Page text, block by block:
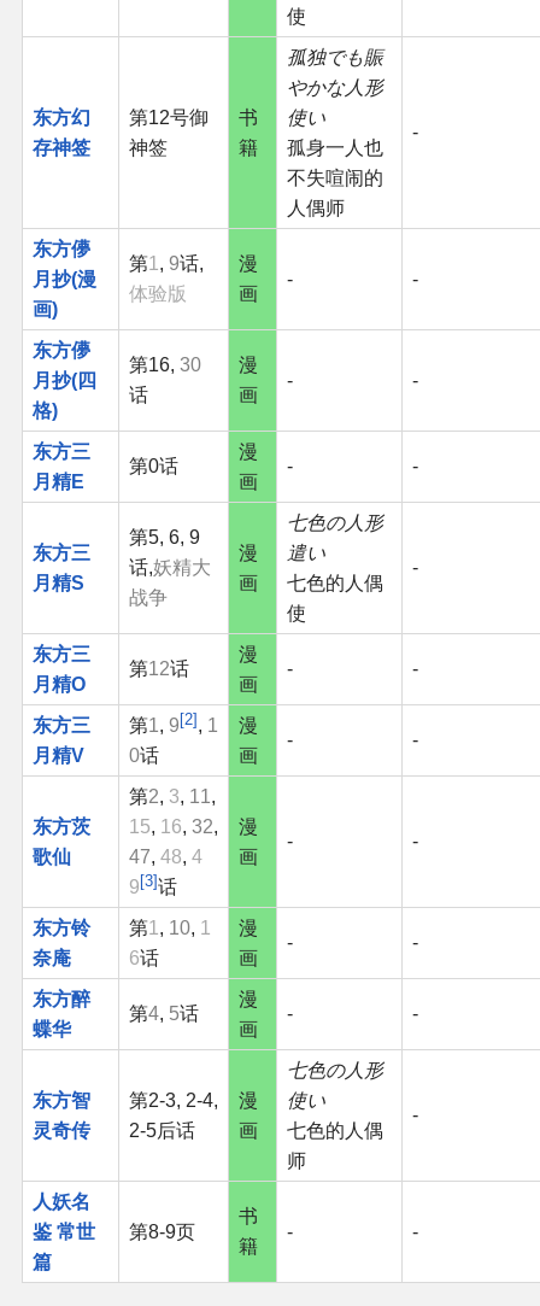
使
东方幻
存神签
第12号御
神签
书
籍
孤独でも賑
やかな人形
使い
孤身一人也
不失喧闹的
人偶师
-
东方儚
月抄(漫
画)
第1 , 9话,
体验版
漫
画
- -
东方儚
月抄(四
格)
第16, 30
话
漫
画
- -
东方三
月精E
第0话
漫
画
- -
东方三
月精S
第5, 6, 9
话,妖精大
战争
漫
画
七色の人形
遣い
七色的人偶
使
-
东方三
月精O
第12话
漫
画
- -
东方三
月精V
第1, 9 2 , 1
0话
漫
画
- -
东方茨
歌仙
第2, 3, 11,
15, 16, 32,
47, 48, 4
9 3 话
漫
画
- -
东方铃
奈庵
第1 , 10, 1
6话
漫
画
- -
东方醉
蝶华
第4, 5话
漫
画
- -
东方智
灵奇传
第2-3, 2-4,
2-5后话
漫
画
七色の人形
使い
七色的人偶
师
-
人妖名
鉴 常世
篇
第8-9页
书
籍
- -